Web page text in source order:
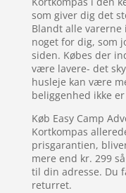
som giver dig det
Blandt alle
noget for dig, som
siden. Købes der
være lavere- det
husleje kan være
beliggenhed ikke
Køb Easy Camp
Kortkompas
prisgarantien,
mere end kr. 299
til din adresse. Du
returret.